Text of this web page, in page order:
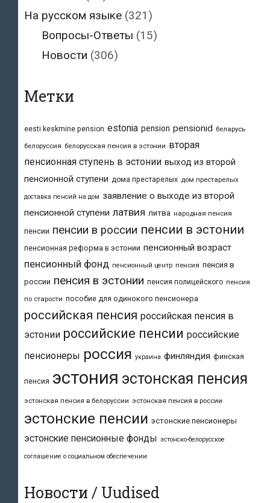
На русском языке (321)
Вопросы-Ответы (15)
Новости (306)
Метки
eesti keskmine pension estonia pension pensionid беларусь
белоруссия белорусская пенсия в эстонии вторая
пенсионная ступень в эстонии выход из второй
пенсионной ступени дома престарелых дом престарелых
доставка пенсий на дом заявление о выходе из второй
пенсионной ступени латвия литва народная пенсия
пенсии пенсии в россии пенсии в эстонии
пенсионная реформа в эстонии пенсионный возраст
пенсионный фонд пенсионный центр пенсия пенсия в
россии пенсия в эстонии пенсия полицейского пенсия
по старости пособие для одинокого пенсионера
российская пенсия российская пенсия в
эстонии российские пенсии российские
пенсионеры россия украина финляндия финская
пенсия эстония эстонская пенсия
эстонская пенсия в белоруссии эстонская пенсия в россии
эстонские пенсии эстонские пенсионеры
эстонские пенсионные фонды эстонско-белорусское
соглашение о социальном обеспечении
Новости / Uudised